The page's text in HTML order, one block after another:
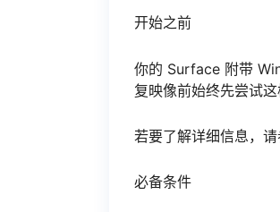
开始之前
你的 Surface 附带
复映像前始终先尝试这
若要了解详细信息，
必备条件